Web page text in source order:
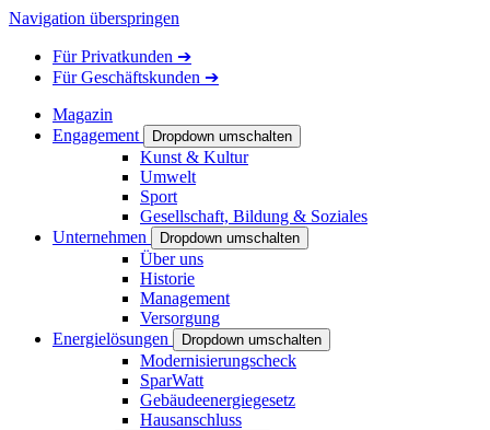
Navigation überspringen
FürPrivatkunden ➔
FürGeschäftskunden ➔
Magazin
Engagement
Dropdown umschalten
Kunst & Kultur
Umwelt
Sport
Gesellschaft, Bildung & Soziales
Unternehmen
Dropdown umschalten
Über uns
Historie
Management
Versorgung
Energielösungen
Dropdown umschalten
Modernisierungscheck
SparWatt
Gebäudeenergiegesetz
Hausanschluss